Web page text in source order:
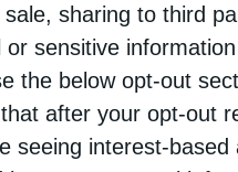
sharing to third
sensitive
the below opt-out
after your opt-out
seeing interest-based
και εξαπατά τον